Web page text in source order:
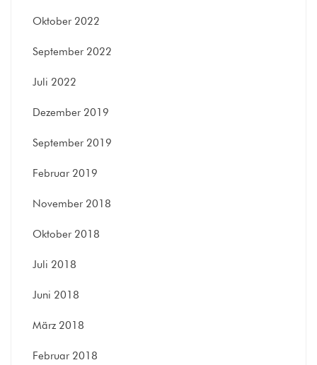
Oktober 2022
September 2022
Juli 2022
Dezember 2019
September 2019
Februar 2019
November 2018
Oktober 2018
Juli 2018
Juni 2018
März 2018
Februar 2018